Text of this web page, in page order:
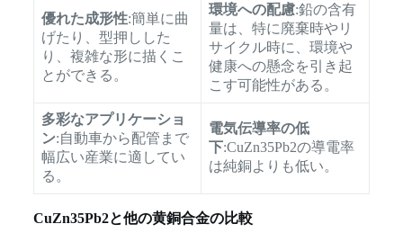
優れた成形性:簡単に曲
げたり、型押しした
り、複雑な形に描くこ
とができる。
環境への配慮:鉛の含有
量は、特に廃棄時やリ
サイクル時に、環境や
健康への懸念を引き起
こす可能性がある。
多彩なアプリケーショ
ン:自動車から配管まで
幅広い産業に適してい
る。
電気伝導率の低
下:CuZn35Pb2の導電率
は純銅よりも低い。
CuZn35Pb2と他の黄銅合金の比較